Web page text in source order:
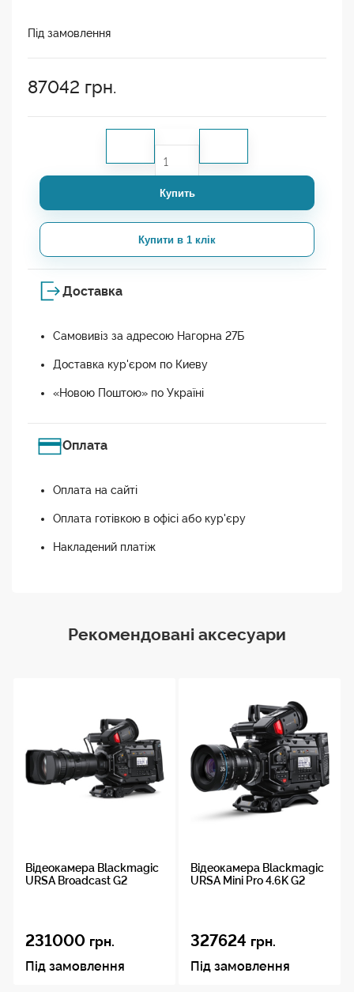
Під замовлення
87042 грн.
Купить
Купити в 1 клік
Доставка
Самовивіз за адресою Нагорна 27Б
Доставка кур'єром по Киеву
«Новою Поштою» по Україні
Оплата
Оплата на сайті
Оплата готівкою в офісі або кур'єру
Накладений платіж
Рекомендовані аксесуари
Відеокамера Blackmagic
URSA Broadcast G2
231000 грн.
Під замовлення
Відеокамера Blackmagic
URSA Mini Pro 4.6K G2
327624 грн.
Під замовлення